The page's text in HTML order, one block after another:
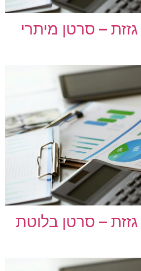
גזזת – סרטן מיתרי
גזזת – סרטן בלוטת